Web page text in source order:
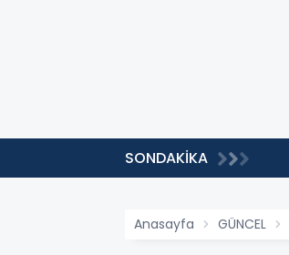
SONDAKİKA
Anasayfa GÜNCEL